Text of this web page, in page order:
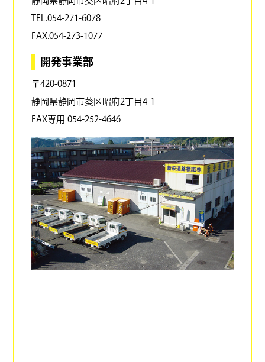
TEL.054-271-6078
FAX.054-273-1077
開発事業部
〒420-0871
静岡県静岡市葵区昭府2丁目4-1
FAX専用 054-252-4646